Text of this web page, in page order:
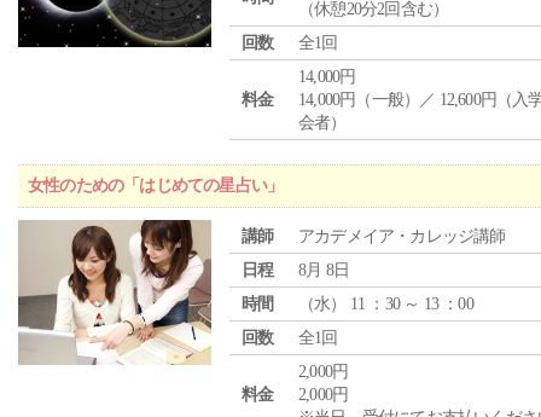
（休憩20分2回含む）
回数
全1回
料金
14,000円
14,000円（一般）／ 12,600円（入
会者）
女性のための「はじめての星占い」
講師
アカデメイア・カレッジ講師
日程
8月 8日
時間
（水） 11 ：30 ～ 13 ：00
回数
全1回
料金
2,000円
2,000円